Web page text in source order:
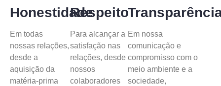
Honestidade
Em todas
nossas relações,
desde a
aquisição da
matéria-prima
Respeito
Para alcançar a
satisfação nas
relações, desde
nossos
colaboradores
Em nossa
comunicação e
compromisso com o
meio ambiente e a
sociedade,